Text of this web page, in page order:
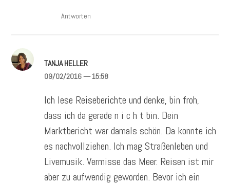
Antworten
TANJA HELLER
09/02/2016— 15:58
Ich lese Reiseberichte und denke, bin froh,
dass ich da gerade n i c h t bin. Dein
Marktbericht war damals schön. Da konnte ich
es nachvollziehen. Ich mag Straßenleben und
Livemusik. Vermisse das Meer. Reisen ist mir
aber zu aufwendig geworden. Bevor ich ein